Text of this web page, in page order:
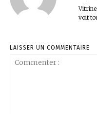
voit
LAISSER UN COMMENTAIRE